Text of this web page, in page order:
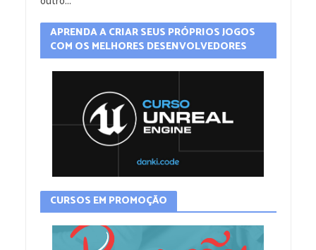
APRENDA A CRIAR SEUS PRÓPRIOS JOGOS
COM OS MELHORES DESENVOLVEDORES
CURSOS EM PROMOÇÃO